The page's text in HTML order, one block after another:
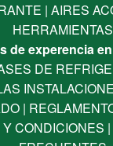
| AIRES
HERRAMIENTAS
de experencia
DE
|
CONDICIONES |